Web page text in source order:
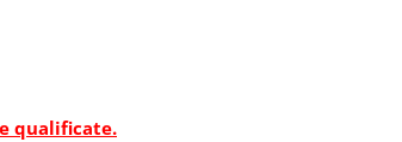
qualificate.